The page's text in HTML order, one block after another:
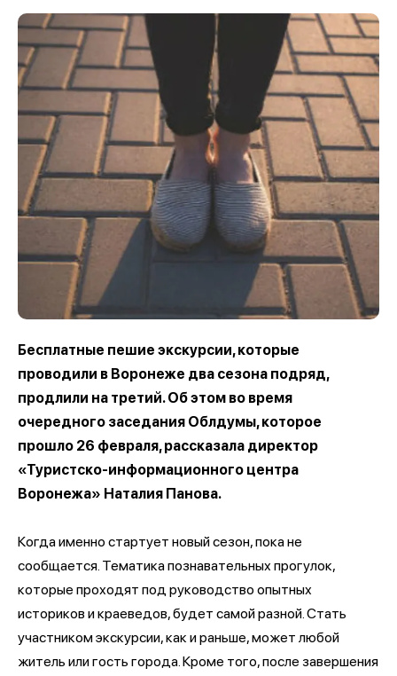
Бесплатные пешие экскурсии, которые
проводили в Воронеже два сезона подряд,
продлили на третий. Об этом во время
очередного заседания Облдумы, которое
прошло 26 февраля, рассказала директор
«Туристско-информационного центра
Воронежа» Наталия Панова.
Когда именно стартует новый сезон, пока не
сообщается. Тематика познавательных прогулок,
которые проходят под руководство опытных
историков и краеведов, будет самой разной. Стать
участником экскурсии, как и раньше, может любой
житель или гость города. Кроме того, после завершения